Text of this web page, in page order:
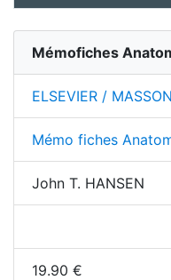
Mémofiches
ELSEVIER / MASSON
Mémo fiches
John T. HANSEN
19.90 €